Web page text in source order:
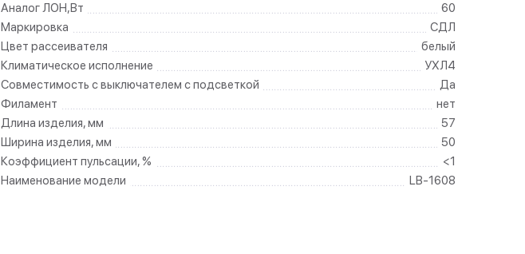
Аналог ЛОН,Вт
60
Маркировка
СДЛ
Цвет рассеивателя
белый
Климатическое исполнение
УХЛ4
Совместимость с выключателем с подсветкой
Да
Филамент
нет
Длина изделия, мм
57
Ширина изделия, мм
50
Коэффициент пульсации, %
<1
Наименование модели
LB-1608